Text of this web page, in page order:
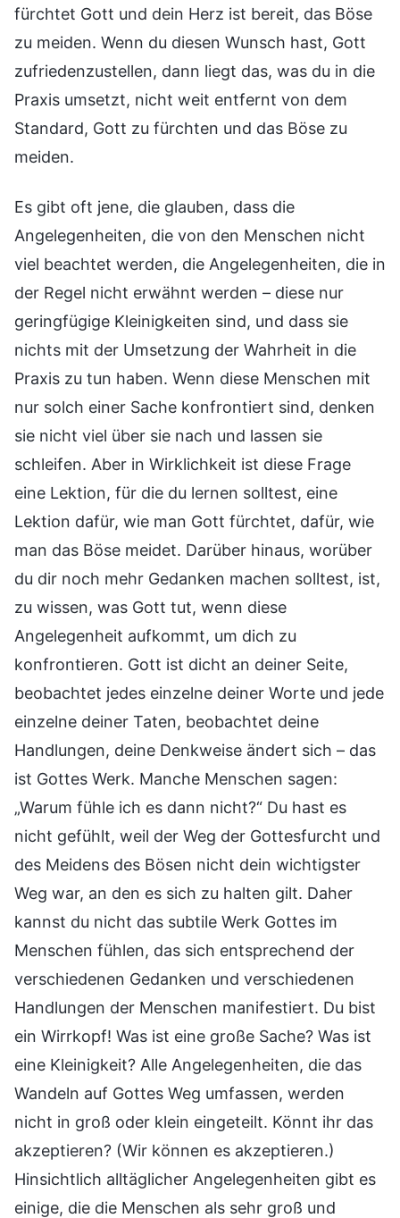
fürchtet Gott und dein Herz ist bereit, das Böse
zu meiden. Wenn du diesen Wunsch hast, Gott
zufriedenzustellen, dann liegt das, was du in die
Praxis umsetzt, nicht weit entfernt von dem
Standard, Gott zu fürchten und das Böse zu
meiden.
Es gibt oft jene, die glauben, dass die
Angelegenheiten, die von den Menschen nicht
viel beachtet werden, die Angelegenheiten, die in
der Regel nicht erwähnt werden – diese nur
geringfügige Kleinigkeiten sind, und dass sie
nichts mit der Umsetzung der Wahrheit in die
Praxis zu tun haben. Wenn diese Menschen mit
nur solch einer Sache konfrontiert sind, denken
sie nicht viel über sie nach und lassen sie
schleifen. Aber in Wirklichkeit ist diese Frage
eine Lektion, für die du lernen solltest, eine
Lektion dafür, wie man Gott fürchtet, dafür, wie
man das Böse meidet. Darüber hinaus, worüber
du dir noch mehr Gedanken machen solltest, ist,
zu wissen, was Gott tut, wenn diese
Angelegenheit aufkommt, um dich zu
konfrontieren. Gott ist dicht an deiner Seite,
beobachtet jedes einzelne deiner Worte und jede
einzelne deiner Taten, beobachtet deine
Handlungen, deine Denkweise ändert sich – das
ist Gottes Werk. Manche Menschen sagen:
„Warum fühle ich es dann nicht?“ Du hast es
nicht gefühlt, weil der Weg der Gottesfurcht und
des Meidens des Bösen nicht dein wichtigster
Weg war, an den es sich zu halten gilt. Daher
kannst du nicht das subtile Werk Gottes im
Menschen fühlen, das sich entsprechend der
verschiedenen Gedanken und verschiedenen
Handlungen der Menschen manifestiert. Du bist
ein Wirrkopf! Was ist eine große Sache? Was ist
eine Kleinigkeit? Alle Angelegenheiten, die das
Wandeln auf Gottes Weg umfassen, werden
nicht in groß oder klein eingeteilt. Könnt ihr das
akzeptieren? (Wir können es akzeptieren.)
Hinsichtlich alltäglicher Angelegenheiten gibt es
einige, die die Menschen als sehr groß und